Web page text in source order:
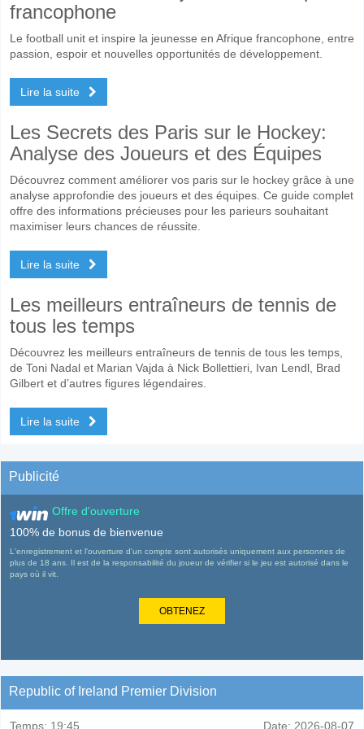
francophone
Le football unit et inspire la jeunesse en Afrique francophone, entre
passion, espoir et nouvelles opportunités de développement.
Lire la suite
Les Secrets des Paris sur le Hockey:
Analyse des Joueurs et des Équipes
Découvrez comment améliorer vos paris sur le hockey grâce à une
analyse approfondie des joueurs et des équipes. Ce guide complet
offre des informations précieuses pour les parieurs souhaitant
maximiser leurs chances de réussite.
Lire la suite
Les meilleurs entraîneurs de tennis de
tous les temps
Découvrez les meilleurs entraîneurs de tennis de tous les temps,
de Toni Nadal et Marian Vajda à Nick Bollettieri, Ivan Lendl, Brad
Gilbert et d’autres figures légendaires.
Lire la suite
Publicité
Offre d'ouverture
100% de bonus de bienvenue
L'enregistrement et l'ouverture d'un compte sont autorisés uniquement aux personnes de
plus de 18 ans. Il est de la responsabilité du joueur de vérifier si le jeu est autorisé dans le
pays où il vit.
OBTENEZ
Republic of Ireland Premier Division
Temps: 19:45 Date: 2026-08-07